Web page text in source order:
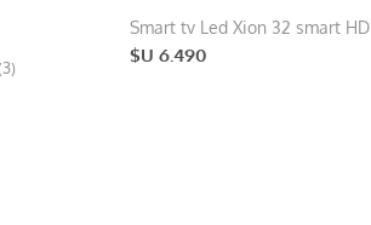
Smart tv Led Xion 32 smart HD
$U 6.490